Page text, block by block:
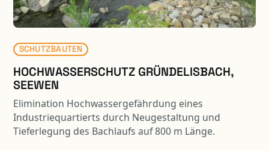
SCHUTZBAUTEN
HOCHWASSERSCHUTZ GRÜNDELISBACH,
SEEWEN
Elimination Hochwassergefährdung eines
Industriequartierts durch Neugestaltung und
Tieferlegung des Bachlaufs auf 800 m Länge.